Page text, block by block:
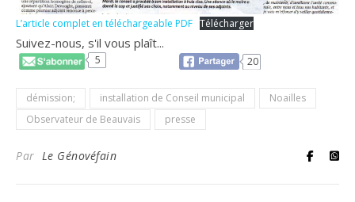
L’article complet en téléchargeable PDF Télécharger
Suivez-nous, s'il vous plaît...
5 20
démission; installation de Conseil municipal
Noailles
Observateur de Beauvais
presse
Par Le Génovéfain